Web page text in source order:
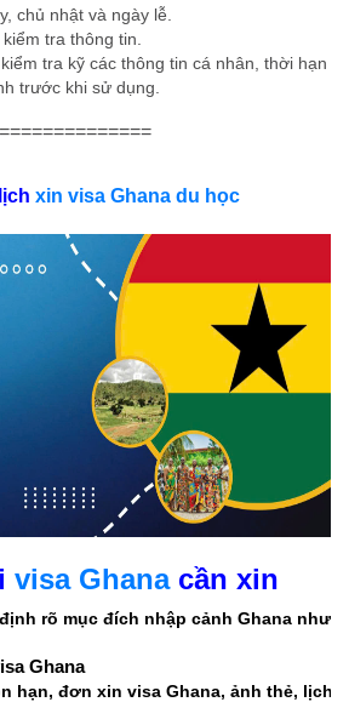
chủ nhật và ngày lễ.
tra thông tin.
tra kỹ các thông tin cá nhân, thời hạn
trước khi sử dụng.
xin visa Ghana du học
visa Ghanacần xin
rõ mục đích nhập cảnh Ghana
Ghana
hạn, đơn xin visa Ghana, ảnh thẻ,